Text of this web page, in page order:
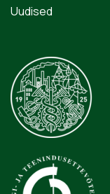
Uudised